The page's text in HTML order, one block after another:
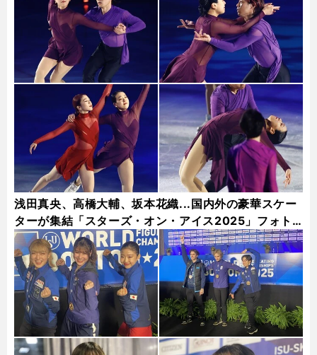
浅田真央、高橋大輔、坂本花織...国内外の豪華スケー
ターが集結「スターズ・オン・アイス2025」フォト
ギャラリー